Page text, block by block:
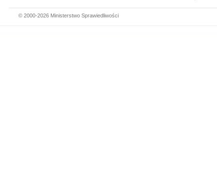
© 2000-2026 Ministerstwo Sprawiedliwości